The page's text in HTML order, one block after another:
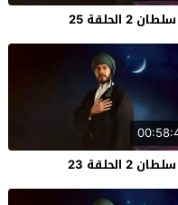
2 الحلقة 25
2 الحلقة 23